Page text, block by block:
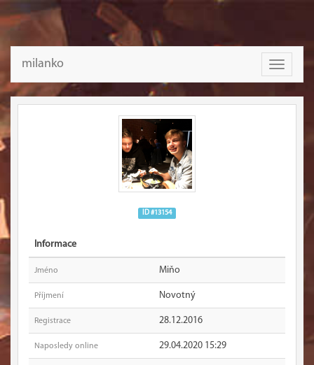
Toggle
milanko
ID #13154
Informace
Jméno Miňo
Příjmení Novotný
Registrace 28.12.2016
Naposledy online 29.04.2020 15:29